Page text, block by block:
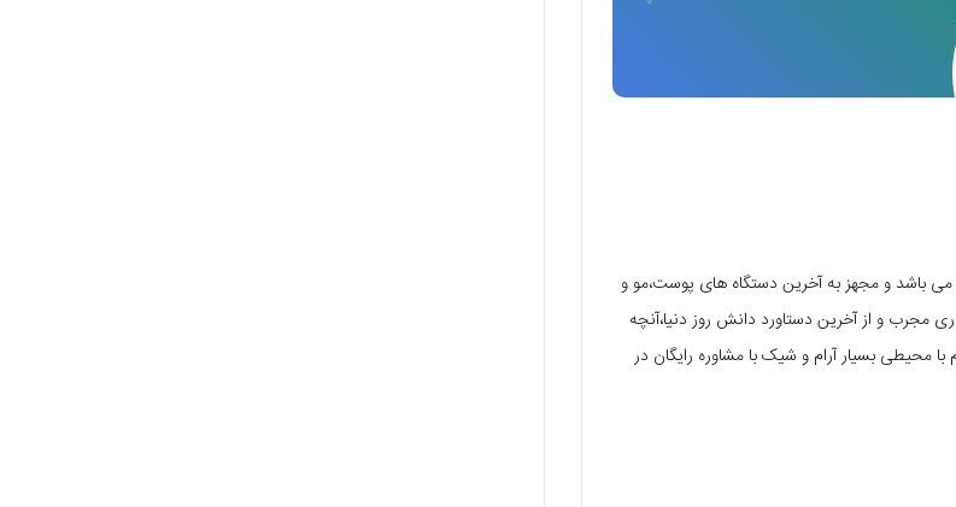
باشد و مجهز به آخرین دستگاه های پوست،مو و
مجرب و از آخرین دستاورد دانش روز دنیا،آنچه
محیطی بسیار آرام و شیک با مشاوره رایگان در